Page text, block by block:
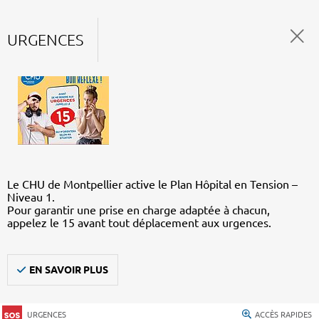
URGENCES
Le CHU de Montpellier active le Plan Hôpital en Tension –
Niveau 1.
Pour garantir une prise en charge adaptée à chacun,
appelez le 15 avant tout déplacement aux urgences.
EN SAVOIR PLUS
URGENCES ACCÈS RAPIDES